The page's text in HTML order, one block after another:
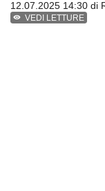
12.07.2025 14:30 di
VEDI LETTURE